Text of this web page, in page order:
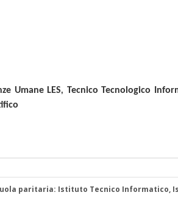
Umane LES, Tecnico Tecnologico
paritaria: Istituto Tecnico Informatico,